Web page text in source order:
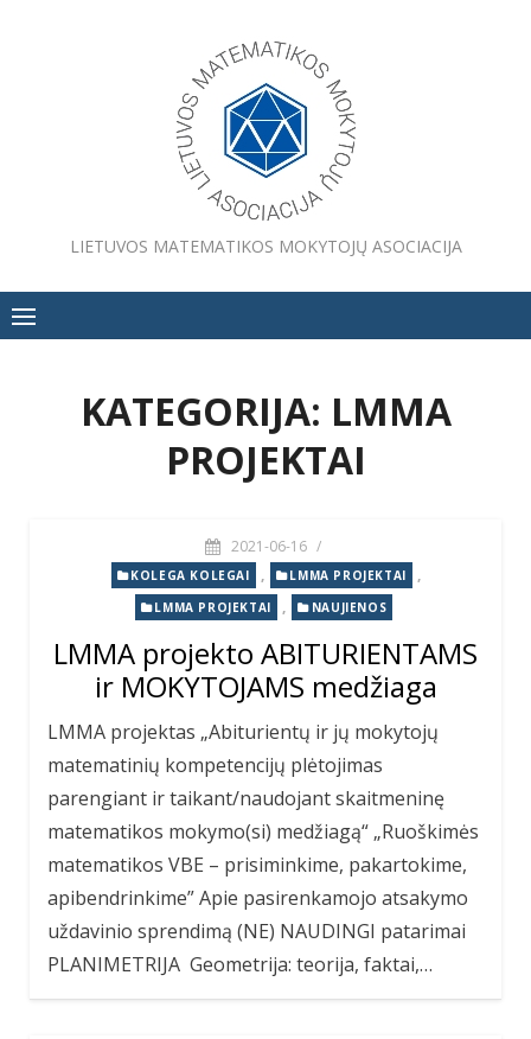
LIETUVOS MATEMATIKOS MOKYTOJŲ ASOCIACIJA
KATEGORIJA: LMMA
PROJEKTAI
2021-06-16 /
KOLEGA KOLEGAI , LMMA PROJEKTAI ,
LMMA PROJEKTAI , NAUJIENOS
LMMA projekto ABITURIENTAMS
ir MOKYTOJAMS medžiaga
LMMA projektas „Abiturientų ir jų mokytojų
matematinių kompetencijų plėtojimas
parengiant ir taikant/naudojant skaitmeninę
matematikos mokymo(si) medžiagą“ „Ruoškimės
matematikos VBE – prisiminkime, pakartokime,
apibendrinkime” Apie pasirenkamojo atsakymo
uždavinio sprendimą (NE) NAUDINGI patarimai
PLANIMETRIJA Geometrija: teorija, faktai,…